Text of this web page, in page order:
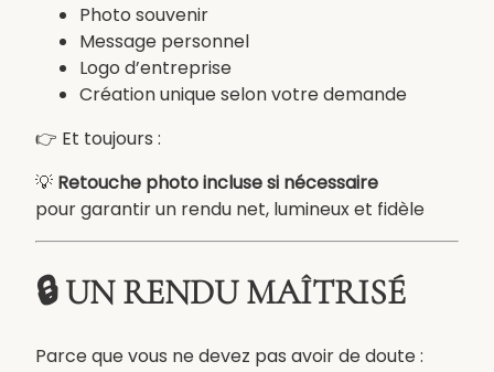
t
e
u
l
o
g
–
Photo souvenir
Message personnel
Logo d’entreprise
Création unique selon votre demande
👉 Et toujours :
💡 Retouche photo incluse si nécessaire
pour garantir un rendu net, lumineux et fidèle
🔒 UN RENDU MAÎTRISÉ
Parce que vous ne devez pas avoir de doute :